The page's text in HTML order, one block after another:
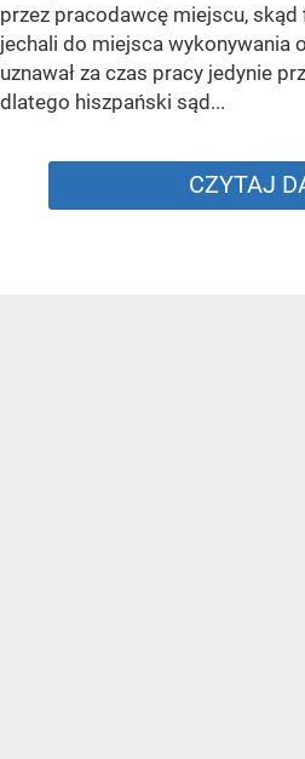
przez pracodawcę miejscu,
jechali do miejsca wykonywania
uznawał za czas pracy jedynie
dlatego hiszpański sąd...
CZYTAJ